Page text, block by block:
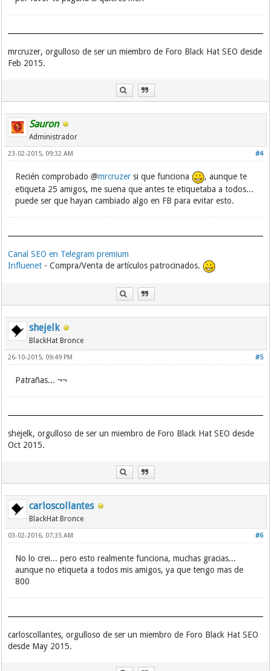
mrcruzer, orgulloso de ser un miembro de Foro Black Hat SEO desde
Feb 2015.
Sauron
Administrador
#4
23-02-2015, 09:32 AM
Recién comprobado @mrcruzer si que funciona
, aunque te
etiqueta 25 amigos, me suena que antes te etiquetaba a todos...
puede ser que hayan cambiado algo en FB para evitar esto.
Canal SEO en Telegram premium
Influenet - Compra/Venta de artículos patrocinados.
shejelk
BlackHat Bronce
#5
26-10-2015, 09:49 PM
Patrañas... ¬¬
shejelk, orgulloso de ser un miembro de Foro Black Hat SEO desde
Oct 2015.
carloscollantes
BlackHat Bronce
#6
03-02-2016, 07:35 AM
No lo crei... pero esto realmente funciona, muchas gracias...
aunque no etiqueta a todos mis amigos, ya que tengo mas de
800
carloscollantes, orgulloso de ser un miembro de Foro Black Hat SEO
desde May 2015.